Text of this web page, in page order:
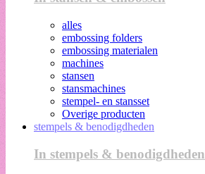
alles
embossing folders
embossing materialen
machines
stansen
stansmachines
stempel- en stansset
Overige producten
stempels & benodigdheden
In stempels & benodigdheden